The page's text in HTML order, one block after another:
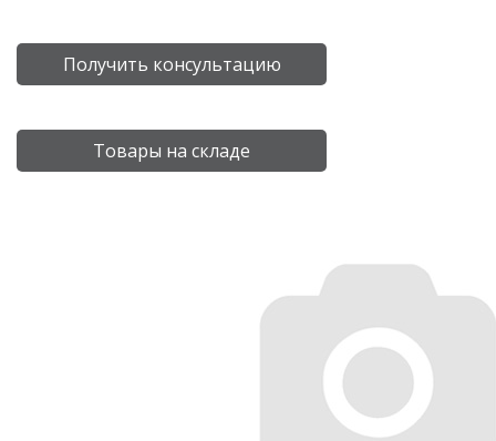
Получить консультацию
Товары на складе